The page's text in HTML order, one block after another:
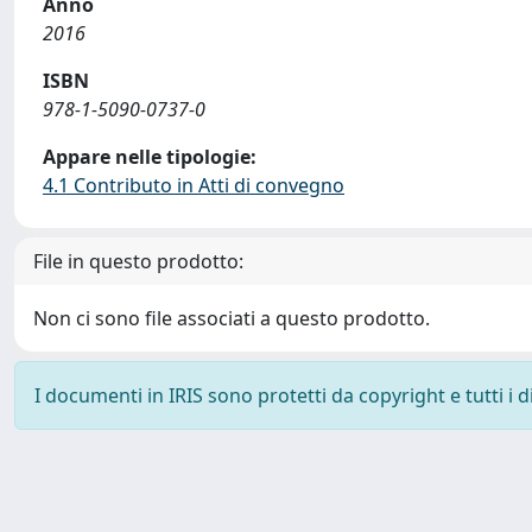
2016
ISBN
978-1-5090-0737-0
Appare nelle tipologie:
4.1 Contributo in Atti di convegno
File in questo prodotto:
Non ci sono file associati a questo prodotto.
I documenti in IRIS sono protetti da copyright e tutti i